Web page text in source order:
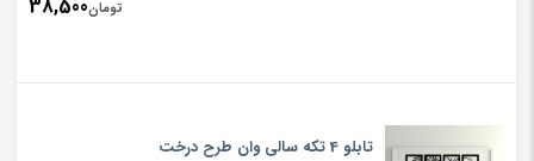
تومان38,500
تابلو 4 تکه سالی وان طرح درخت